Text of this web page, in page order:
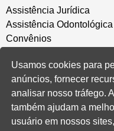
Assistência Jurídica
Assistência Odontológica
Convênios
Salão de Festa
Política de Privacidade
CONVENÇÃO COLETIVA
Usamos cookies para
anúncios, fornecer
analisar nosso tráfego.
também ajudam a
usuário em nossos